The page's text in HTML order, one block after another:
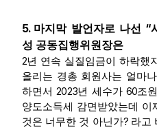
5. 마지막 발언자로 나선 “
성 공동집행위원장은
2년 연속 실질임금이 하락했
올리는 경총 회원사는 얼마
하면서2023년 세수가 60조
양도소득세 감면받았는데 이
것은 너무한 것 아닌가? 라고